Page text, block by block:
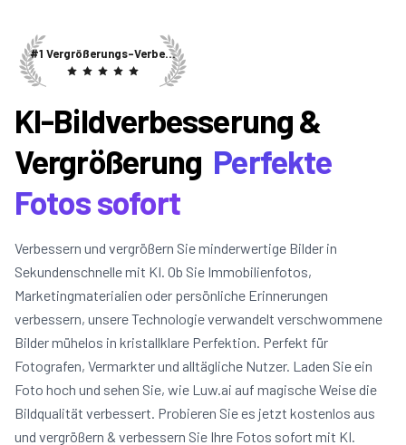
#1 Vergrößerungs-Verbesserer-KI
KI-Bildverbesserung &
Vergrößerung Perfekte
Fotos sofort
Verbessern und vergrößern Sie minderwertige Bilder in
Sekundenschnelle mit KI. Ob Sie Immobilienfotos,
Marketingmaterialien oder persönliche Erinnerungen
verbessern, unsere Technologie verwandelt verschwommene
Bilder mühelos in kristallklare Perfektion. Perfekt für
Fotografen, Vermarkter und alltägliche Nutzer. Laden Sie ein
Foto hoch und sehen Sie, wie Luw.ai auf magische Weise die
Bildqualität verbessert. Probieren Sie es jetzt kostenlos aus
und vergrößern & verbessern Sie Ihre Fotos sofort mit KI.